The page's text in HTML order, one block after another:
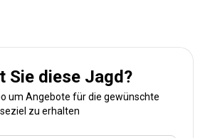
Sie diese Jagd?
um Angebote für die gewünschte
zu erhalten